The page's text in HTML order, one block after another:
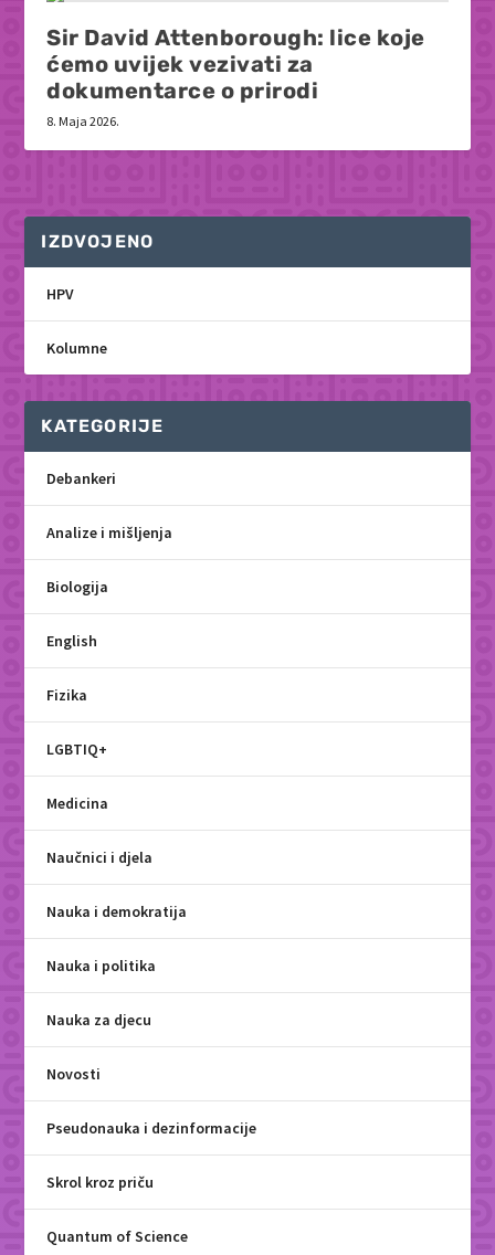
Sir David Attenborough: lice koje
ćemo uvijek vezivati za
dokumentarce o prirodi
8. Maja 2026.
IZDVOJENO
HPV
Kolumne
KATEGORIJE
Debankeri
Analize i mišljenja
Biologija
English
Fizika
LGBTIQ+
Medicina
Naučnici i djela
Nauka i demokratija
Nauka i politika
Nauka za djecu
Novosti
Pseudonauka i dezinformacije
Skrol kroz priču
Quantum of Science